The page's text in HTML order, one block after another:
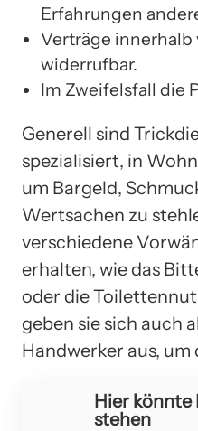
Erfahrungen
Verträge innerhalb
widerrufbar.
Im Zweifelsfall die
Generell sind
spezialisiert, in
um Bargeld,
Wertsachen zu
verschiedene
erhalten, wie das
oder die
geben sie sich auch
Handwerker aus,
Hier könnte
stehen